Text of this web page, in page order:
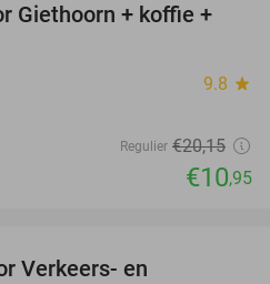
46%
Giethoorn + koffie +
9.8 star
Regulier €20,15
€10,95
Verkeers- en